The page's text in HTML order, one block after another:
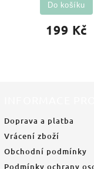
199 Kč
Do košíku
Doprava a platba
Vrácení zboží
Obchodní podmínky
Podmínky ochrany